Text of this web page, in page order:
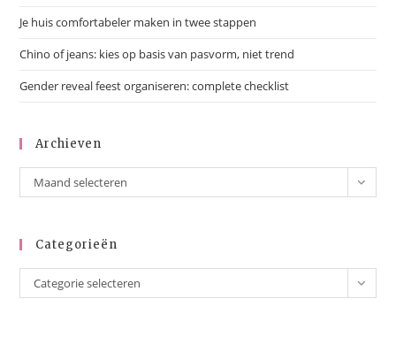
Je huis comfortabeler maken in twee stappen
Chino of jeans: kies op basis van pasvorm, niet trend
Gender reveal feest organiseren: complete checklist
Archieven
Maand selecteren
Categorieën
Categorie selecteren